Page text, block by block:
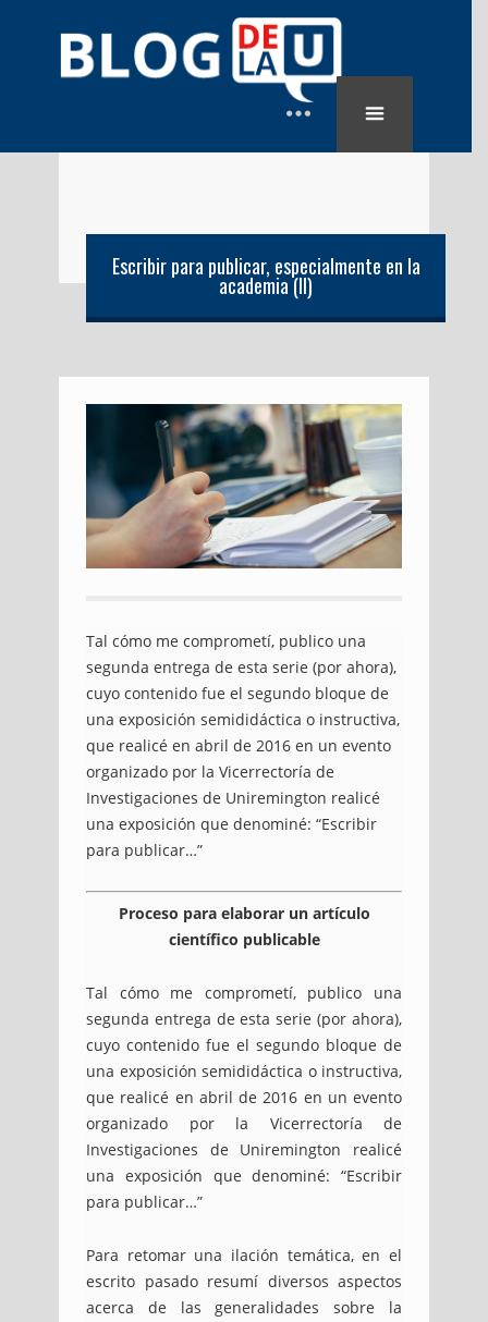
Escribir para publicar, especialmente en la
academia (II)
Tal cómo me comprometí, publico una
segunda entrega de esta serie (por ahora),
cuyo contenido fue el segundo bloque de
una exposición semididáctica o instructiva,
que realicé en abril de 2016 en un evento
organizado por la Vicerrectoría de
Investigaciones de Uniremington realicé
una exposición que denominé: “Escribir
para publicar…”
Proceso para elaborar un artículo
científico publicable
Tal cómo me comprometí, publico una
segunda entrega de esta serie (por ahora),
cuyo contenido fue el segundo bloque de
una exposición semididáctica o instructiva,
que realicé en abril de 2016 en un evento
organizado por la Vicerrectoría de
Investigaciones de Uniremington realicé
una exposición que denominé: “Escribir
para publicar…”
Para retomar una ilación temática, en el
escrito pasado resumí diversos aspectos
acerca de las generalidades sobre la